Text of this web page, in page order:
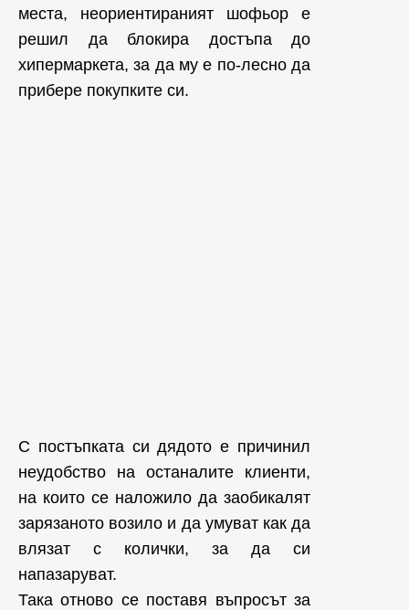
места, неориентираният шофьор е
решил да блокира достъпа до
хипермаркета, за да му е по-лесно да
прибере покупките си.
С постъпката си дядото е причинил
неудобство на останалите клиенти,
на които се наложило да заобикалят
зарязаното возило и да умуват как да
влязат с колички, за да си
напазаруват.
Така отново се поставя въпросът за